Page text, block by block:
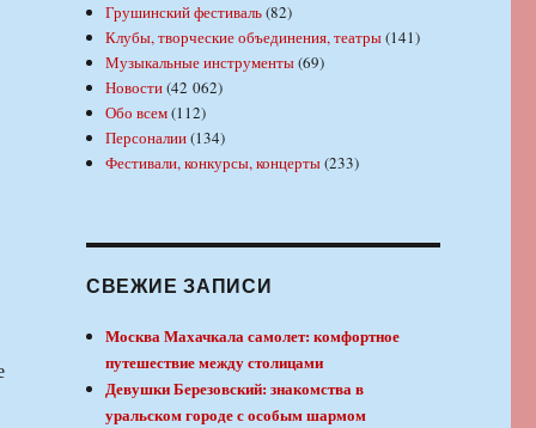
Грушинский фестиваль(82)
Клубы, творческие объединения, театры(141)
Музыкальные инструменты(69)
Новости(42 062)
Обо всем(112)
Персоналии(134)
Фестивали, конкурсы, концерты(233)
СВЕЖИЕ ЗАПИСИ
Москва Махачкала самолет: комфортное
путешествие между столицами
Девушки Березовский: знакомства в
уральском городе с особым шармом